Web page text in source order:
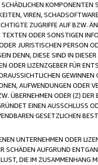
SCHÄDLICHEN
VIREN,
ZUGRIFFE AUF BZW.
ODER SONSTIGEN
JURISTISCHEN PERSON
DENN, DIESE SIND IN
ODER LIZENZGEBER FÜR
AUFWENDUNGEN ODER
ÜBERNEHMEN ODER (Z)
EINEN AUSSCHLUSS
GESETZLICHEN
UNTERNEHMEN ODER
SCHÄDEN AUFGRUND
DIE IM ZUSAMMENHANG